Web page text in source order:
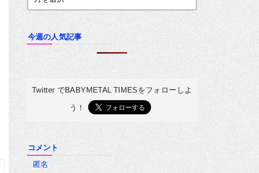
今週の人気記事
Twitter でBABYMETAL TIMESをフォローしよ
う！
コメント
匿名